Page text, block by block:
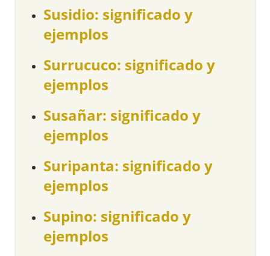
Susidio: significado y
ejemplos
Surrucuco: significado y
ejemplos
Susañar: significado y
ejemplos
Suripanta: significado y
ejemplos
Supino: significado y
ejemplos